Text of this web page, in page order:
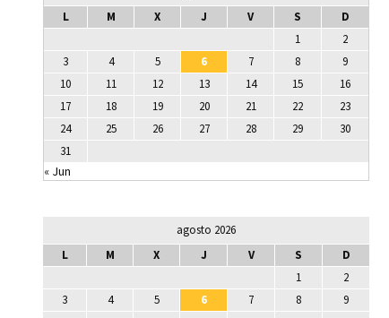
L
M X J V S
D
1
2
3
4 5 6 7 8
9
10
11 12 13 14 15
16
17
18 19 20 21 22
23
24
25 26 27 28 29
30
31
« Jun
agosto 2026
L
M X J V S
D
1
2
3
4 5 6 7 8
9